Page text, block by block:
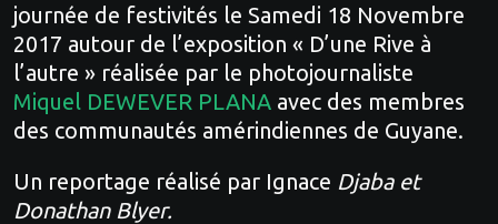
journée de festivités le Samedi 18 Novembre
2017 autour de l’exposition « D’une Rive à
l’autre » réalisée par le photojournaliste
Miquel DEWEVER PLANA avec des membres
des communautés amérindiennes de Guyane.
Un reportage réalisé par Ignace Djaba et
Donathan Blyer.